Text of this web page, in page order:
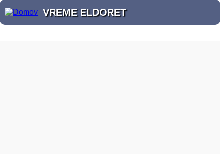
VREME ELDORET